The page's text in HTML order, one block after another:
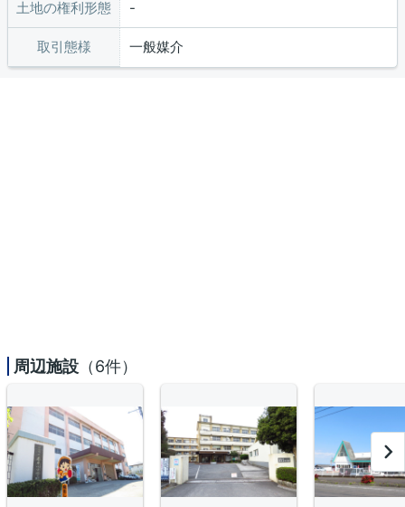
土地の権利形態
取引態様 一般媒介
周辺施設 （6件）